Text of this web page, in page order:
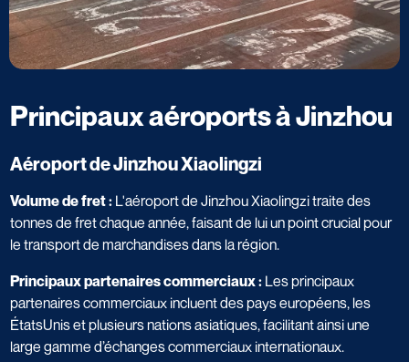
Principaux aéroports à Jinzhou
Aéroport de Jinzhou Xiaolingzi
Volume de fret : L'aéroport de Jinzhou Xiaolingzi traite des
tonnes de fret chaque année, faisant de lui un point crucial pour
le transport de marchandises dans la région.
Principaux partenaires commerciaux : Les principaux
partenaires commerciaux incluent des pays européens, les
ÉtatsUnis et plusieurs nations asiatiques, facilitant ainsi une
large gamme d’échanges commerciaux internationaux.